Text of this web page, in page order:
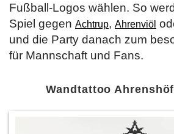
Fußball-Logos wählen. So
Spiel gegen Achtrup, Ahrenviöl
und die Party danach zum
für Mannschaft und Fans.
Wandtattoo